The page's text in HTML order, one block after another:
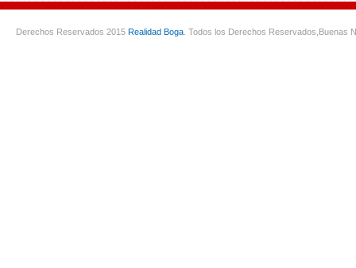
Derechos Reservados 2015 Realidad Boga . Todos los Derechos Reservados, Buenas